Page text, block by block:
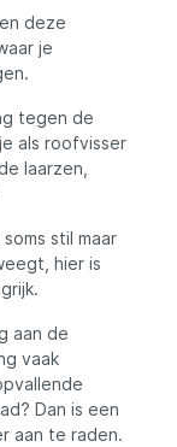
de
voor
De
deze jas
dit
deze
je
tegen de
als roofvisser
laarzen,
stil maar
hier is
aan de
vaak
Dan is een
aan te raden.